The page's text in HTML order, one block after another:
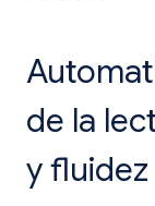
de la
y fluidez